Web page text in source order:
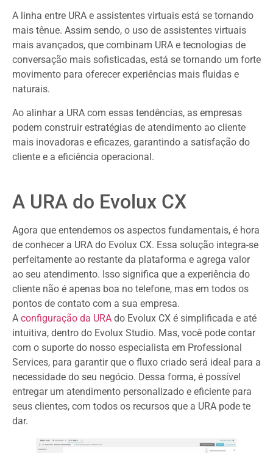
A linha entre URA e assistentes virtuais está se tornando
mais tênue. Assim sendo, o uso de assistentes virtuais
mais avançados, que combinam URA e tecnologias de
conversação mais sofisticadas, está se tornando um forte
movimento para oferecer experiências mais fluidas e
naturais.
Ao alinhar a URA com essas tendências, as empresas
podem construir estratégias de atendimento ao cliente
mais inovadoras e eficazes, garantindo a satisfação do
cliente e a eficiência operacional.
A URA do Evolux CX
Agora que entendemos os aspectos fundamentais, é hora
de conhecer a URA do Evolux CX. Essa solução integra-se
perfeitamente ao restante da plataforma e agrega valor
ao seu atendimento. Isso significa que a experiência do
cliente não é apenas boa no telefone, mas em todos os
pontos de contato com a sua empresa.
A configuração da URA do Evolux CX é simplificada e até
intuitiva, dentro do Evolux Studio. Mas, você pode contar
com o suporte do nosso especialista em Professional
Services, para garantir que o fluxo criado será ideal para a
necessidade do seu negócio. Dessa forma, é possível
entregar um atendimento personalizado e eficiente para
seus clientes, com todos os recursos que a URA pode te
dar.